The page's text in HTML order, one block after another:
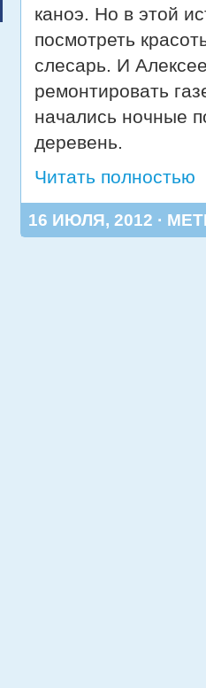
каноэ. Но в этой
посмотреть
слесарь. И
ремонтировать
начались ночные
деревень.
Читать полностью
16 ИЮЛЯ, 2012 ·